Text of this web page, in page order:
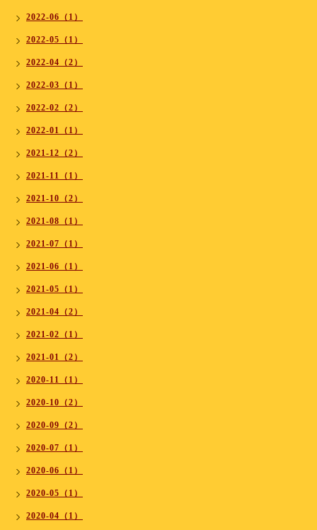
2022-06（1）
2022-05（1）
2022-04（2）
2022-03（1）
2022-02（2）
2022-01（1）
2021-12（2）
2021-11（1）
2021-10（2）
2021-08（1）
2021-07（1）
2021-06（1）
2021-05（1）
2021-04（2）
2021-02（1）
2021-01（2）
2020-11（1）
2020-10（2）
2020-09（2）
2020-07（1）
2020-06（1）
2020-05（1）
2020-04（1）